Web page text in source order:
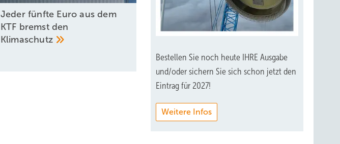
Jeder fünfte Euro aus dem
KTF bremst den
Klimaschutz
Bestellen Sie noch heute IHRE Ausgabe
und/oder sichern Sie sich schon jetzt den
Eintrag für 2027!
Weitere Infos